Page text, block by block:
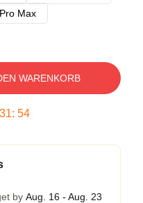
Max
WARENKORB
31: 53
by Aug. 16 - Aug. 23